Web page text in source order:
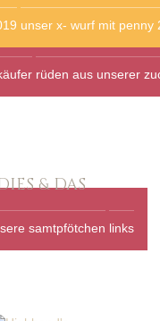
unser x- wurf mit penny
rüden aus unserer
& DAS
samtpfötchen links